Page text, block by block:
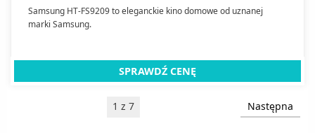
Samsung HT-FS9209 to eleganckie kino domowe od uznanej
marki Samsung.
SPRAWDŹ CENĘ
1 z 7 Następna